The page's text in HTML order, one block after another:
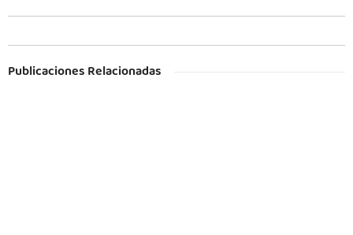
Publicaciones Relacionadas